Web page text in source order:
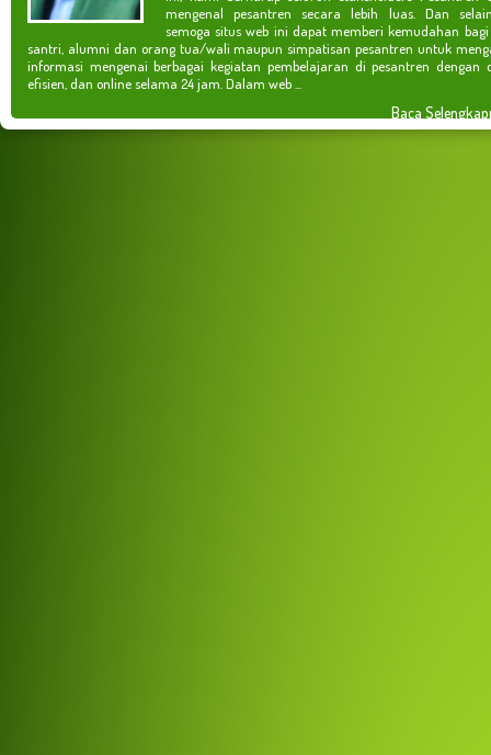
mengenal pesantren secara lebih luas. Dan
semoga situs web ini dapat memberi kemudahan
santri, alumni dan orang tua/wali maupun simpatisan pesantren untuk
informasi mengenai berbagai kegiatan pembelajaran di pesantren dengan
efisien, dan online selama 24 jam. Dalam web ...
Baca